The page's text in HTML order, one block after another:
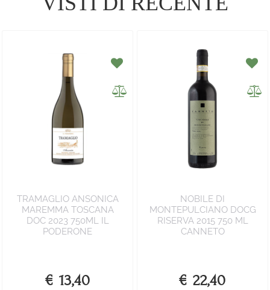
TRAMAGLIO ANSONICA
MAREMMA TOSCANA
DOC 2023 750ML IL
PODERONE
€ 13,40
NOBILE DI
MONTEPULCIANO DOCG
RISERVA 2015 750 ML
CANNETO
€ 22,40